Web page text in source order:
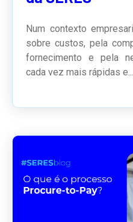
Num contexto
sobre custos, pela
fornecimento e pela
cada vez mais rápidas e...